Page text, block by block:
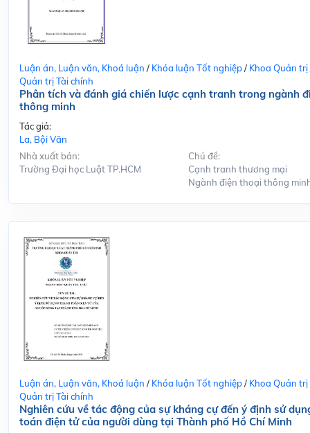
Luận án, Luận văn, Khoá luận / Khóa luận Tốt nghiệp/ Khoa Quản trị
Quản trị Tài chính
Phân tích và đánh giá chiến lược cạnh tranh trong ngành
thông minh
Tác giả:
La, Bội Văn
Nhà xuất bản:
Trường Đại học Luật TP.HCM
Chủ đề:
Cạnh tranh thương mại
Ngành điện thoại thông
Luận án, Luận văn, Khoá luận / Khóa luận Tốt nghiệp/ Khoa Quản trị
Quản trị Tài chính
Nghiên cứu về tác động của sự kháng cự đến ý định sử
toán điện tử của người dùng tại Thành phố Hồ Chí Minh